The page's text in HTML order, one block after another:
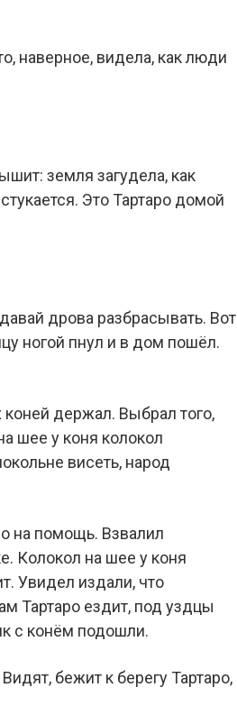
наверное, видела, как люди
земля загудела, как
Это Тартаро домой
дрова разбрасывать. Вот
ногой пнул и в дом пошёл.
держал. Выбрал того,
шее у коня колокол
висеть, народ
на помощь. Взвалил
Колокол на шее у коня
Увидел издали, что
Тартаро ездит, под уздцы
с конём подошли.
бежит к берегу Тартаро,